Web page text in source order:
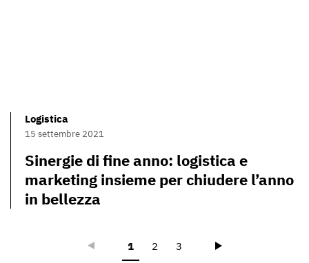
Logistica
15 settembre 2021
Sinergie di fine anno: logistica e
marketing insieme per chiudere l’anno
in bellezza
Précédent
1 2 3 Suivant